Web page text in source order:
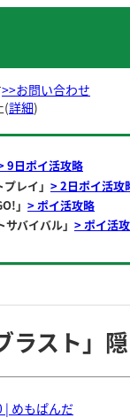
>>お問い合わせ
(詳細)
9日ポイ活攻略
レイ」 > 2日ポイ活攻
」 > ポイ活攻略
サバイバル」 > ポイ活
ラスト」
| めもぱんだ